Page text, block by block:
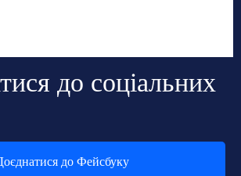
до соціальних
до Фейсбуку